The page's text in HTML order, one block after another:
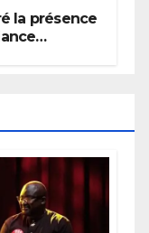
la présence